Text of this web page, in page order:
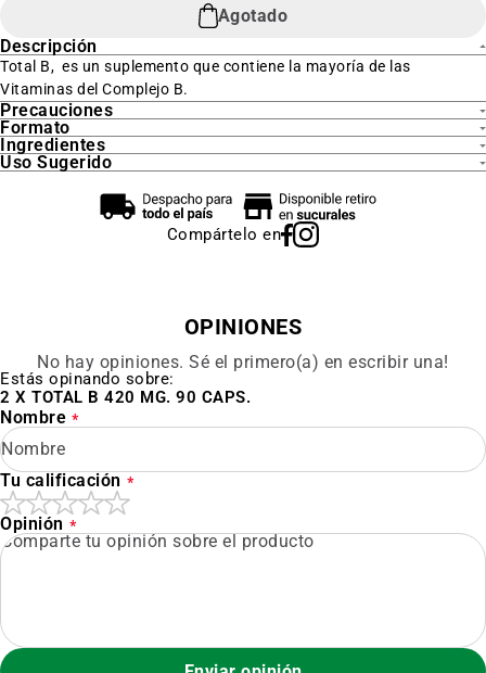
Agotado
Descripción
Total B, es un suplemento que contiene la mayoría de las
Vitaminas del Complejo B.
Precauciones
Formato
Ingredientes
Uso Sugerido
Compártelo en
OPINIONES
No hay opiniones. Sé el primero(a) en escribir una!
Estás opinando sobre:
2 X TOTAL B 420 MG. 90 CAPS.
Nombre
Tu calificación
Opinión